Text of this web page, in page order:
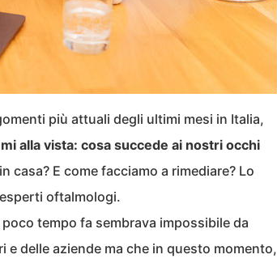
più attuali degli ultimi mesi in Italia,
alla vista: cosa succede ai nostri occhi
casa? E come facciamo a rimediare? Lo
oftalmologi.
tempo fa sembrava impossibile da
delle aziende ma che in questo momento,